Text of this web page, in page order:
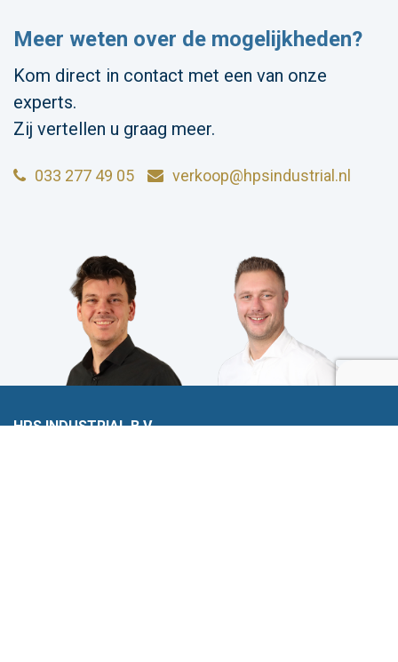
Meer weten over de mogelijkheden?
Kom direct in contact met een van onze
experts.
Zij vertellen u graag meer.
033 277 49 05 verkoop@hpsindustrial.nl
HPS INDUSTRIAL B.V.